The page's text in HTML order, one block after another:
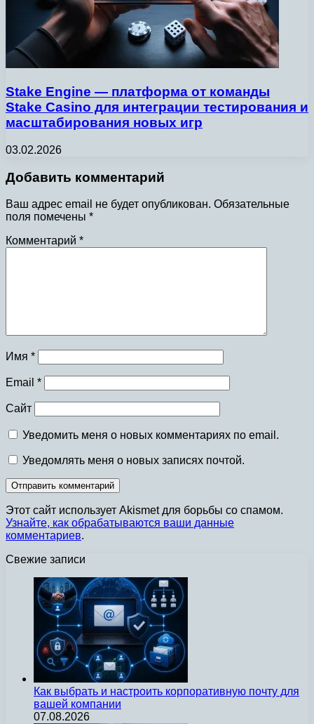
Stake Engine — платформа от команды
Stake Casino для интеграции тестирования и
масштабирования новых игр
03.02.2026
Добавить комментарий
Ваш адрес email не будет опубликован. Обязательные
поля помечены *
Комментарий *
Имя *
Email *
Сайт
Уведомить меня о новых комментариях по email.
Уведомлять меня о новых записях почтой.
Этот сайт использует Akismet для борьбы со спамом.
Узнайте, как обрабатываются ваши данные
комментариев.
Свежие записи
Как выбрать и настроить корпоративную почту для
вашей компании
07.08.2026